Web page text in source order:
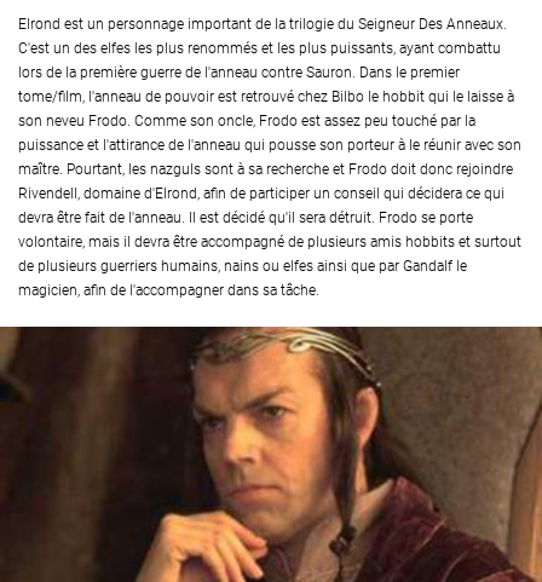
Elrond est un personnage important de la trilogie du Seigneur Des Anneaux.
C'est un des elfes les plus renommés et les plus puissants, ayant combattu
lors de la première guerre de l'anneau contre Sauron. Dans le premier
tome/film, l'anneau de pouvoir est retrouvé chez Bilbo le hobbit qui le laisse à
son neveu Frodo. Comme son oncle, Frodo est assez peu touché par la
puissance et l'attirance de l'anneau qui pousse son porteur à le réunir avec son
maître. Pourtant, les nazguls sont à sa recherche et Frodo doit donc rejoindre
Rivendell, domaine d'Elrond, afin de participer un conseil qui décidera ce qui
devra être fait de l'anneau. Il est décidé qu'il sera détruit. Frodo se porte
volontaire, mais il devra être accompagné de plusieurs amis hobbits et surtout
de plusieurs guerriers humains, nains ou elfes ainsi que par Gandalf le
magicien, afin de l'accompagner dans sa tâche.